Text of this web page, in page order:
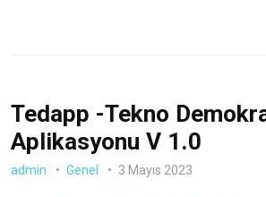
Tedapp -Tekno
Aplikasyonu V 1.0
admin Genel 3 Mayıs 2023